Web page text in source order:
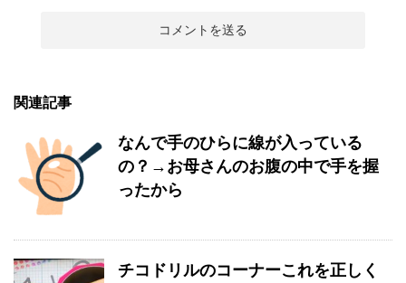
関連記事
なんで手のひらに線が入っている
の？→お母さんのお腹の中で手を握
ったから
チコドリルのコーナーこれを正しく